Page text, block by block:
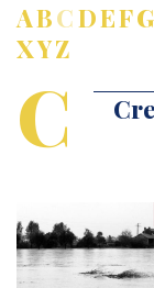
ABCDEFG
XYZ
C